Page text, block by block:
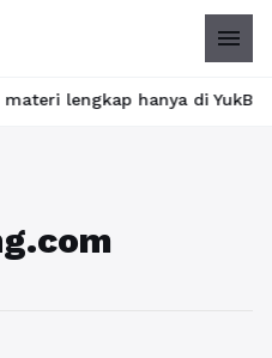
menu
hanya di